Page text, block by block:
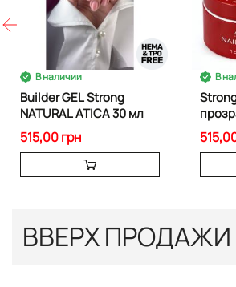
В наличии
Builder GEL Strong
NATURAL ATICA 30 мл
515,00 грн
В
ВВЕРХ